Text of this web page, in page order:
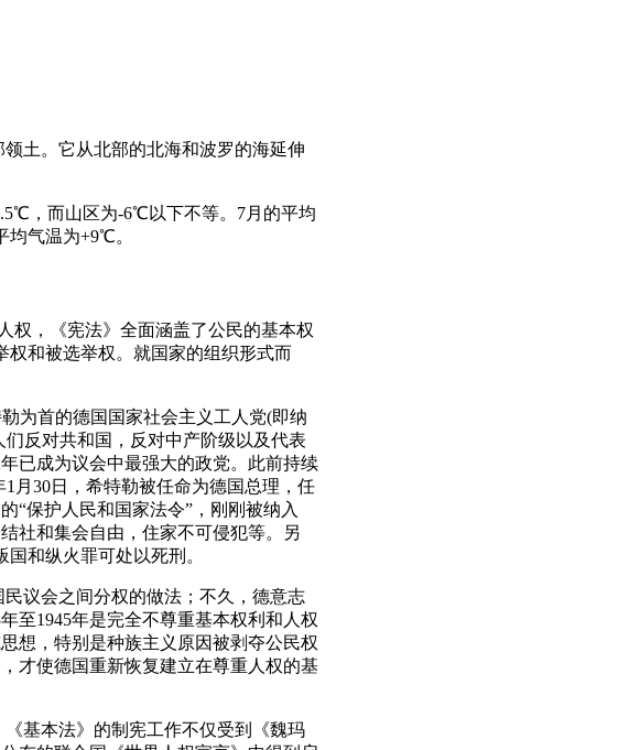
土。它从北部的北海和波罗的海延伸
，而山区为-6℃以下不等。7月的平均
气温为+9℃。
权，《宪法》全面涵盖了公民的基本权
权和被选举权。就国家的组织形式而
为首的德国国家社会主义工人党(即纳
反对共和国，反对中产阶级以及代表
已成为议会中最强大的政党。此前持续
月30日，希特勒被任命为德国总理，任
“保护人民和国家法令”，刚刚被纳入
社和集会自由，住家不可侵犯等。另
和纵火罪可处以死刑。
议会之间分权的做法；不久，德意志
至1945年是完全不尊重基本权利和人权
想，特别是种族主义原因被剥夺公民权
才使德国重新恢复建立在尊重人权的基
基本法》的制宪工作不仅受到《魏玛